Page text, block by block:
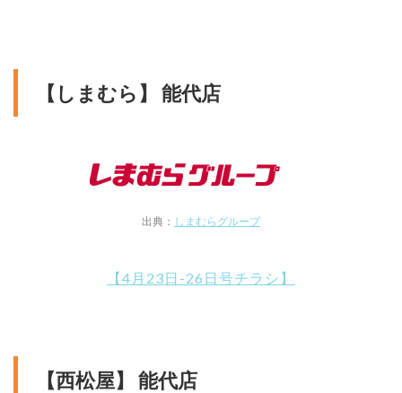
【しまむら】 能代店
出典： しまむらグループ
【4月23日-26日号チラシ】
【西松屋】 能代店